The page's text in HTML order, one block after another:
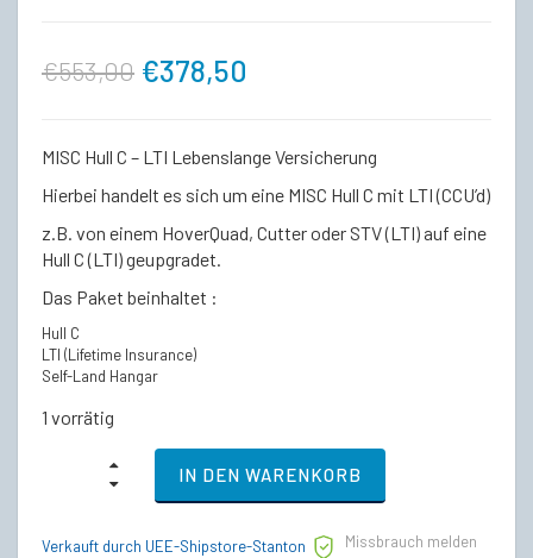
€553,00 Ursprünglicher
war:
€553,00
€378,50
ist:
€378,50.
MISC Hull C – LTI Lebenslange Versicherung
Hierbei handelt es sich um eine MISC Hull C mit LTI (CCU’d)
z.B. von einem HoverQuad, Cutter oder STV (LTI) auf eine
Hull C (LTI) geupgradet.
Das Paket beinhaltet :
Hull C
LTI (Lifetime Insurance)
Self-Land Hangar
1 vorrätig
LTI
IN DEN WARENKORB
Verkauft durch UEE-Shipstore-Stanton
Missbrauch melden